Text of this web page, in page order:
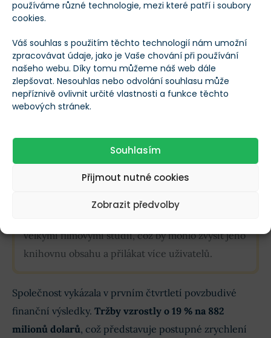
používáme různé technologie, mezi které patří i soubory
cookies.
Váš souhlas s použitím těchto technologií nám umožní
zpracovávat údaje, jako je Vaše chování při používání
našeho webu. Díky tomu můžeme náš web dále
zlepšovat. Nesouhlas nebo odvolání souhlasu může
nepříznivě ovlivnit určité vlastnosti a funkce těchto
webových stránek.
Souhlasím
Přijmout nutné cookies
Zobrazit předvolby
Kromě tohonabízí obsah na vyžádání a živé televizní
vysílání prostřednictvím Roku Channel
služby podporované reklamou, která se trvale řadí
mezi nejoblíbenější kanály na platformě.
Kanál Roku Channel nedávno předstihl Peacock
(vlastněný společností
nejoblíbenější streamovací službou v USA.
INFO
velkými filmovými studii, což by mohlo zvýšit jeho
knihovnu obsahu a přilákat více uživatelů.
Společnost vykázala v prvním čtvrtletí povzbudivé
finanční výsledky. Tržby vzrostly o 19 % na 882
milionů dolarů, což představuje postupné zrychlení